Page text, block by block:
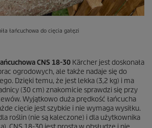
łańcuchowa do cięcia gałęzi
CNS 18-30 Kärcher jest doskonała
ogrodowych, ale także nadaje się do
Dzięki temu, że jest lekka (3,2 kg) i ma
(30 cm) znakomicie sprawdzi się przy
Wyjątkowo duża prędkość łańcucha
cięcie jest szybkie i nie wymaga wysiłku.
roślin (nie są kaleczone) i dla użytkownika